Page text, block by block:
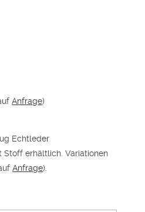
Anfrage)
Echtleder
erhältlich. Variationen
Anfrage).